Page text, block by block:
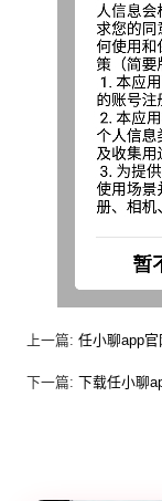
上一篇: 任小聊app
下一篇: 下载任小聊